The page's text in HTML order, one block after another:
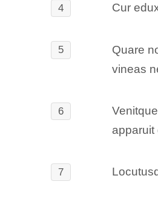
4 Cur
5
Quare
vineas
6
apparuit
7